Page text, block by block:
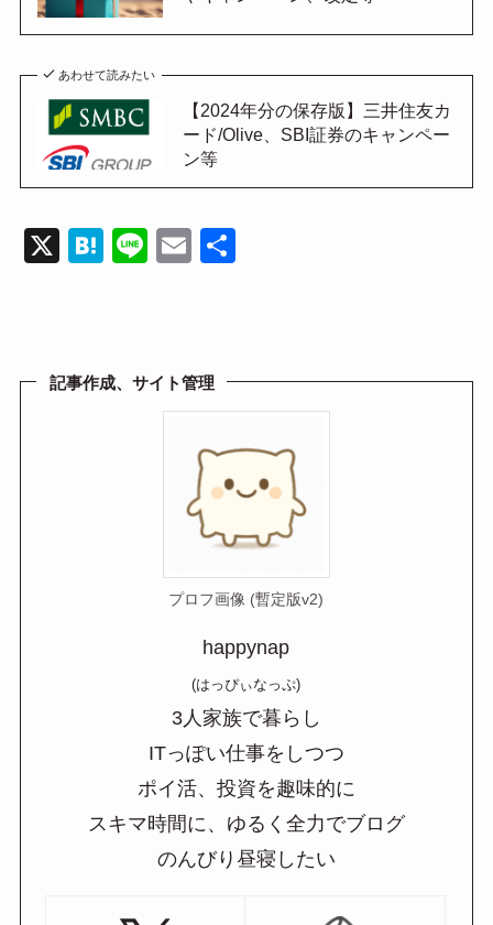
あわせて読みたい
【2024年分の保存版】三井住友カ
ード/Olive、SBI証券のキャンペー
ン等
X
H
a
Li
E
記事作成、サイト管理
プロフ画像 (暫定版v2)
happynap
(はっぴぃなっぷ)
3人家族で暮らし
ITっぽい仕事をしつつ
ポイ活、投資を趣味的に
スキマ時間に、ゆるく全力でブログ
のんびり昼寝したい